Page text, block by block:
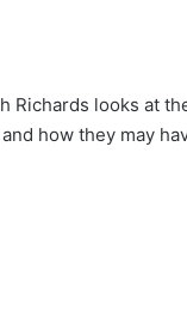
Richards looks at
how they may